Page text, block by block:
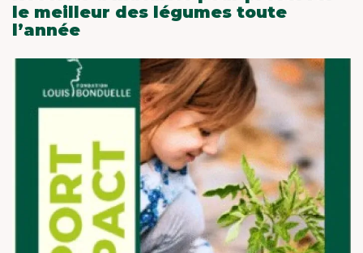
le meilleur des légumes toute
l’année